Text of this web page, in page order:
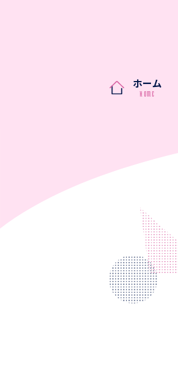
ホーム